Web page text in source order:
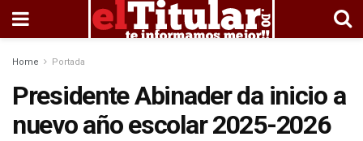
Home Portada
Presidente Abinader da inicio a
nuevo año escolar 2025-2026